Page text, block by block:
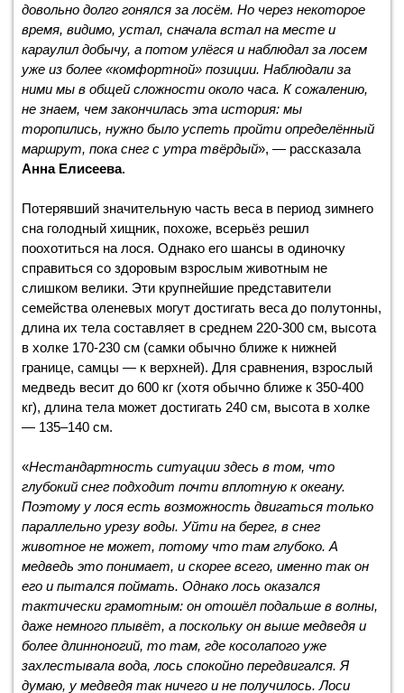
довольно долго гонялся за лосём. Но через некоторое
время, видимо, устал, сначала встал на месте и
караулил добычу, а потом улёгся и наблюдал за лосем
уже из более «комфортной» позиции. Наблюдали за
ними мы в общей сложности около часа. К сожалению,
не знаем, чем закончилась эта история: мы
торопились, нужно было успеть пройти определённый
маршрут, пока снег с утра твёрдый», — рассказала
Анна Елисеева.
Потерявший значительную часть веса в период зимнего
сна голодный хищник, похоже, всерьёз решил
поохотиться на лося. Однако его шансы в одиночку
справиться со здоровым взрослым животным не
слишком велики. Эти крупнейшие представители
семейства оленевых могут достигать веса до полутонны,
длина их тела составляет в среднем 220-300 см, высота
в холке 170-230 см (самки обычно ближе к нижней
границе, самцы — к верхней). Для сравнения, взрослый
медведь весит до 600 кг (хотя обычно ближе к 350-400
кг), длина тела может достигать 240 см, высота в холке
— 135–140 см.
«Нестандартность ситуации здесь в том, что
глубокий снег подходит почти вплотную к океану.
Поэтому у лося есть возможность двигаться только
параллельно урезу воды. Уйти на берег, в снег
животное не может, потому что там глубоко. А
медведь это понимает, и скорее всего, именно так он
его и пытался поймать. Однако лось оказался
тактически грамотным: он отошёл подальше в волны,
даже немного плывёт, а поскольку он выше медведя и
более длинноногий, то там, где косолапого уже
захлестывала вода, лось спокойно передвигался. Я
думаю, у медведя так ничего и не получилось. Лоси